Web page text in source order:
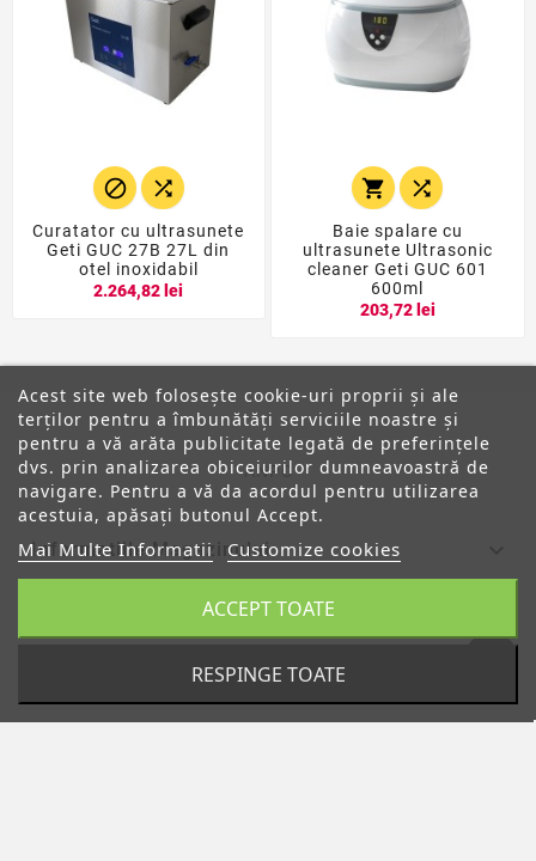
 
Curatator cu ultrasunete
Geti GUC 27B 27L din
otel inoxidabil
2.264,82 lei
 
Baie spalare cu
ultrasunete Ultrasonic
cleaner Geti GUC 601
600ml
203,72 lei
ANPC
Informatiile Magazinului
Acest site web folosește cookie-uri proprii și ale
terților pentru a îmbunătăți serviciile noastre și
pentru a vă arăta publicitate legată de preferințele
dvs. prin analizarea obiceiurilor dumneavoastră de
navigare. Pentru a vă da acordul pentru utilizarea
acestuia, apăsați butonul Accept.
Mai Multe Informatii Customize cookies
RESPINGE TOATE
ACCEPT TOATE